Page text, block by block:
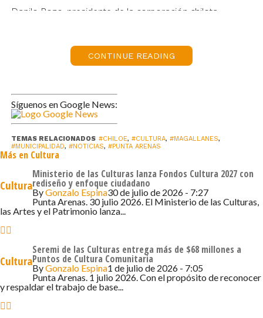
Danilo Pozo, presidente de la corporación chilota,
trabajo conjunto en Magallanes. Queremos conmemorar
carpinteros de ribera y escritores. También abre la
posibilidad de un intercambio biregional entre Magallanes
Por su parte, el alcalde Claudio Radonich subrayó la
importancia histórica del vínculo entre ambas zonas.
«Son 200 años desde que Chiloé se integra a Chile, y 17
años después zarpó desde Ancud la goleta que tomó
posesión del Estrecho de Magallanes. Lamentablemente,
efeméride, pero nuestra Municipalidad se compromete a
colaborar con su difusión y a reforzar los lazos que
siempre hemos tenido con Chiloé», afirmó el jefe
comunal.
CONTINUE READING
Síguenos en Google News:
TEMAS RELACIONADOS #CHILOE, #CULTURA, #MAGALLANES,
#MUNICIPALIDAD, #NOTICIAS, #PUNTA ARENAS
Más en Cultura
Cultura
Ministerio de las Culturas lanza Fondos Cultura 2027 con
rediseño y enfoque ciudadano
ByGonzalo Espina30 de julio de 2026 - 7:27
Punta Arenas. 30 julio 2026. El Ministerio de las Culturas,
las Artes y el Patrimonio lanza...
Cultura
Seremi de las Culturas entrega más de $68 millones a
Puntos de Cultura Comunitaria
ByGonzalo Espina1 de julio de 2026 - 7:05
Punta Arenas. 1 julio 2026. Con el propósito de reconocer
y respaldar el trabajo de base...